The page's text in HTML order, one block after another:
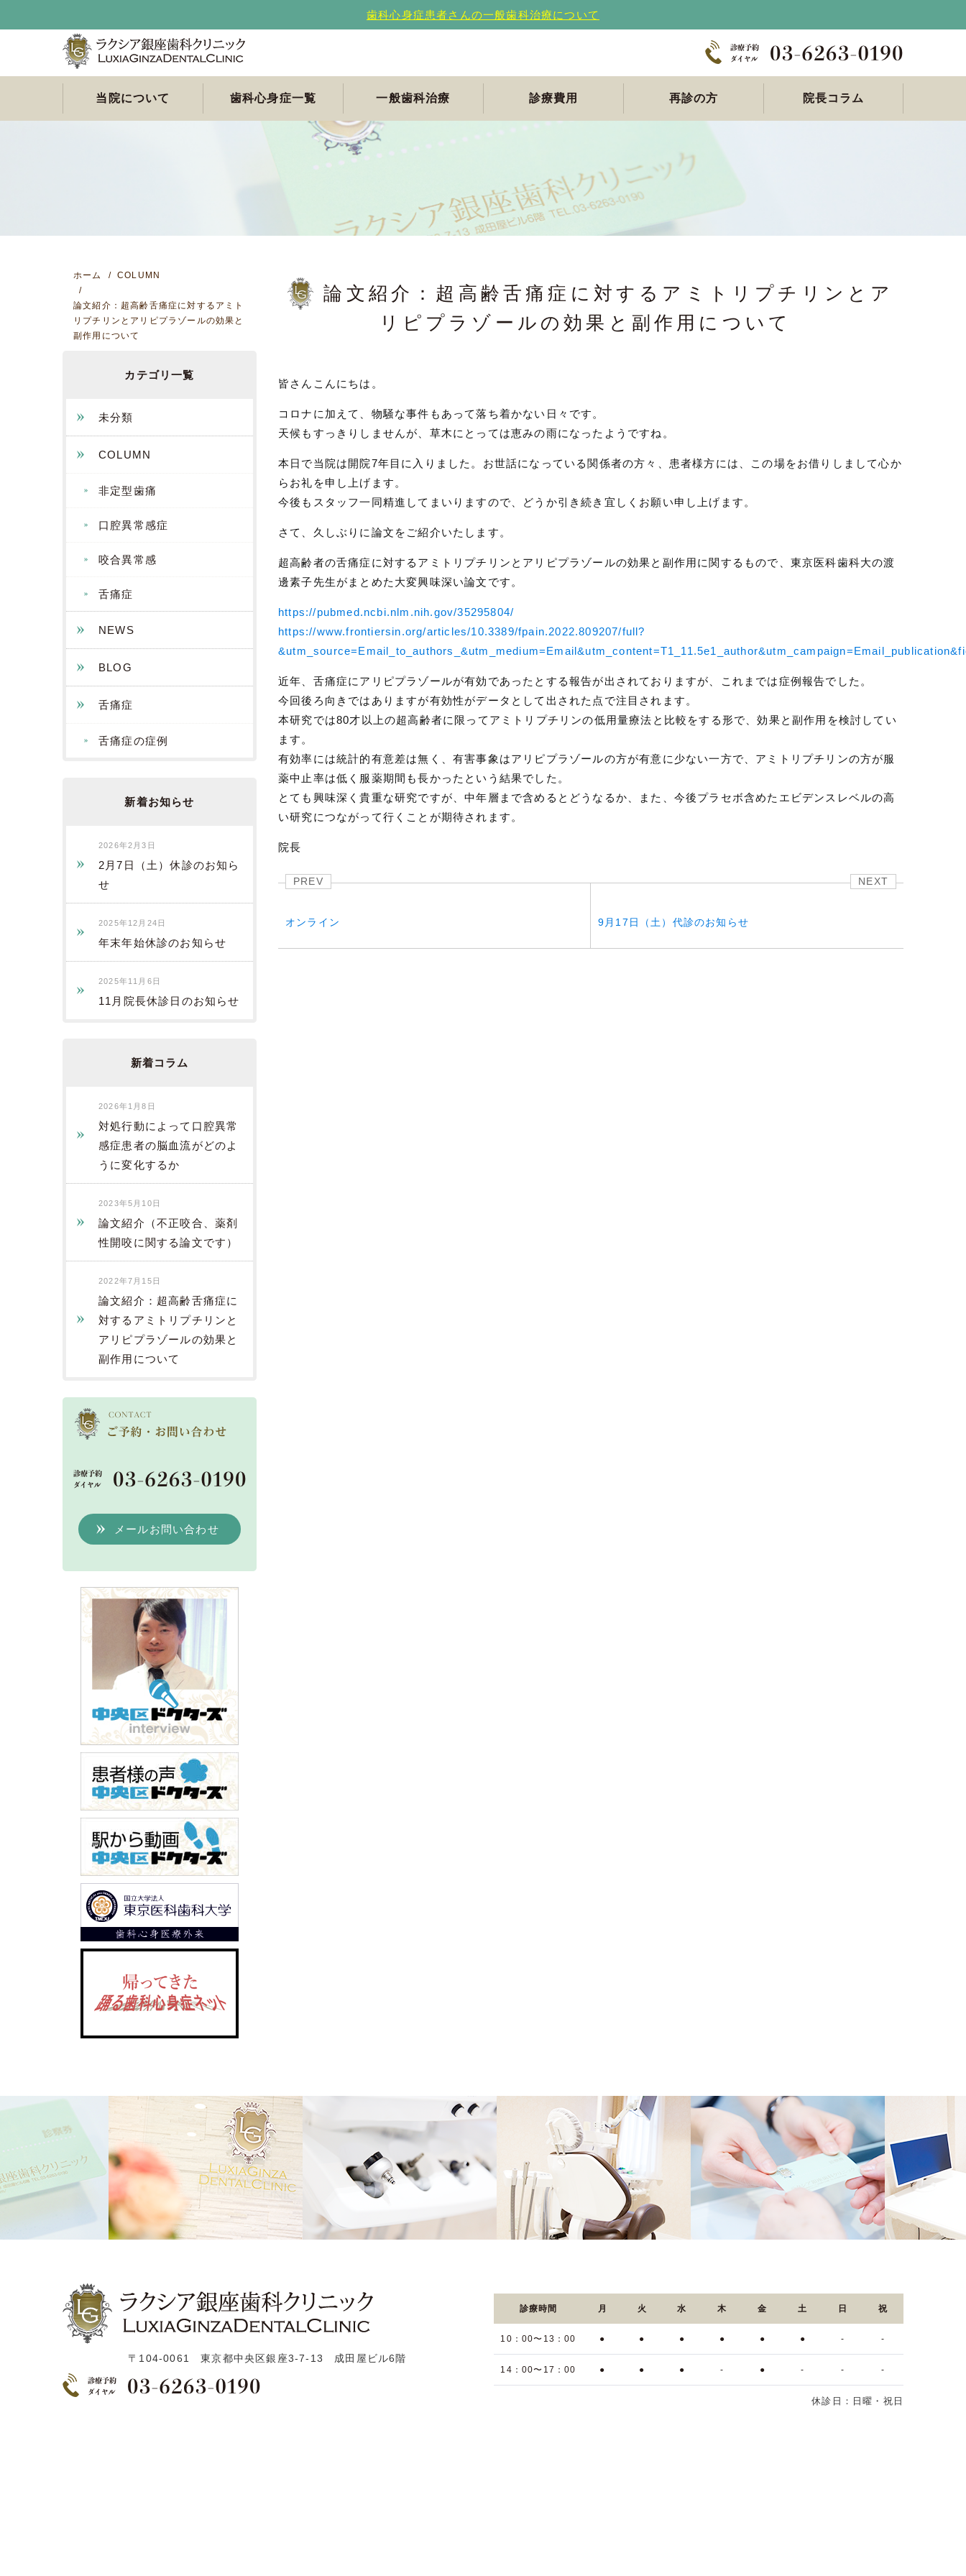
歯科心身症患者さんの一般歯科治療について
当院について 歯科心身症一覧
歯科心身症について
簡易チェックリスト
原因のわからない舌痛
舌痛症は何科で受診す
非定型歯痛 / 顔面痛
口腔異常感症でお悩み
咬合異常感（咬み合わ
せの異常感）でお困り
口臭恐怖症でお悩みの
歯科恐怖症（歯科に恐
怖感がある）でお困り
一般歯科治療 診療費用 再診の方 院長コラム
論文紹介：超高齢舌痛症に対するアミトリプチリンとア
リピプラゾールの効果と副作用について
皆さんこんにちは。
コロナに加えて、物騒な事件もあって落ち着かない日々です。
天候もすっきりしませんが、草木にとっては恵みの雨になったようですね。
本日で当院は開院7年目に入りました。お世話になっている関係者の方々、患者様方には、この場をお借りしまして心か
らお礼を申し上げます。
今後もスタッフ一同精進してまいりますので、どうか引き続き宜しくお願い申し上げます。
さて、久しぶりに論文をご紹介いたします。
超高齢者の舌痛症に対するアミトリプチリンとアリピプラゾールの効果と副作用に関するもので、東京医科歯科大の渡
邊素子先生がまとめた大変興味深い論文です。
https://pubmed.ncbi.nlm.nih.gov/35295804/
https://www.frontiersin.org/articles/10.3389/fpain.2022.809207/full?
近年、舌痛症にアリピプラゾールが有効であったとする報告が出されておりますが、これまでは症例報告でした。
今回後ろ向きではありますが有効性がデータとして出された点で注目されます。
本研究では80才以上の超高齢者に限ってアミトリプチリンの低用量療法と比較をする形で、効果と副作用を検討してい
ます。
有効率には統計的有意差は無く、有害事象はアリピプラゾールの方が有意に少ない一方で、アミトリプチリンの方が服
薬中止率は低く服薬期間も長かったという結果でした。
とても興味深く貴重な研究ですが、中年層まで含めるとどうなるか、また、今後プラセボ含めたエビデンスレベルの高
い研究につながって行くことが期待されます。
院長
PREV
オンライン
NEXT
9月17日（土）代診のお知らせ
ホーム COLUMN
論文紹介：超高齢舌痛症に対するアミト
リプチリンとアリピプラゾールの効果と
副作用について
カテゴリ一覧
未分類
COLUMN
非定型歯痛
口腔異常感症
咬合異常感
舌痛症
NEWS
BLOG
舌痛症
舌痛症の症例
新着お知らせ
2026年2月3日
2月7日（土）休診のお知ら
せ
2025年12月24日
年末年始休診のお知らせ
2025年11月6日
11月院長休診日のお知らせ
新着コラム
2026年1月8日
対処行動によって口腔異常
感症患者の脳血流がどのよ
うに変化するか
2023年5月10日
論文紹介（不正咬合、薬剤
性開咬に関する論文です）
2022年7月15日
論文紹介：超高齢舌痛症に
対するアミトリプチリンと
アリピプラゾールの効果と
副作用について
メールお問い合わせ
〒104-0061 東京都中央区銀座3-7-13 成田屋ビル6階
診療時間 月 火 水 木 金 土 日 祝
10：00〜13：00 ● ● ● ● ● ● - -
14：00〜17：00 ● ● ● - ● - - -
休診日：日曜・祝日